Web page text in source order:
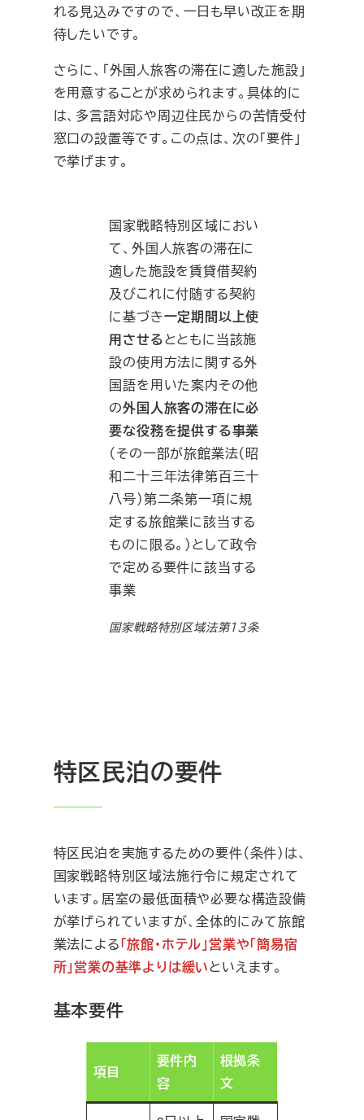
れる見込みですので、一日も早い改正を期
待したいです。
さらに、「外国人旅客の滞在に適した施設」
を用意することが求められます。具体的に
は、多言語対応や周辺住民からの苦情受付
窓口の設置等です。この点は、次の「要件」
で挙げます。
国家戦略特別区域におい
て、外国人旅客の滞在に
適した施設を賃貸借契約
及びこれに付随する契約
に基づき一定期間以上使
用させるとともに当該施
設の使用方法に関する外
国語を用いた案内その他
の外国人旅客の滞在に必
要な役務を提供する事業
（その一部が旅館業法（昭
和二十三年法律第百三十
八号）第二条第一項に規
定する旅館業に該当する
ものに限る。）として政令
で定める要件に該当する
事業
国家戦略特別区域法第１３条
特区民泊の要件
特区民泊を実施するための要件（条件）は、
国家戦略特別区域法施行令に規定されて
います。居室の最低面積や必要な構造設備
が挙げられていますが、全体的にみて旅館
業法による「旅館・ホテル」営業や「簡易宿
所」営業の基準よりは緩いといえます。
基本要件
項目
要件内
容
根拠条
文